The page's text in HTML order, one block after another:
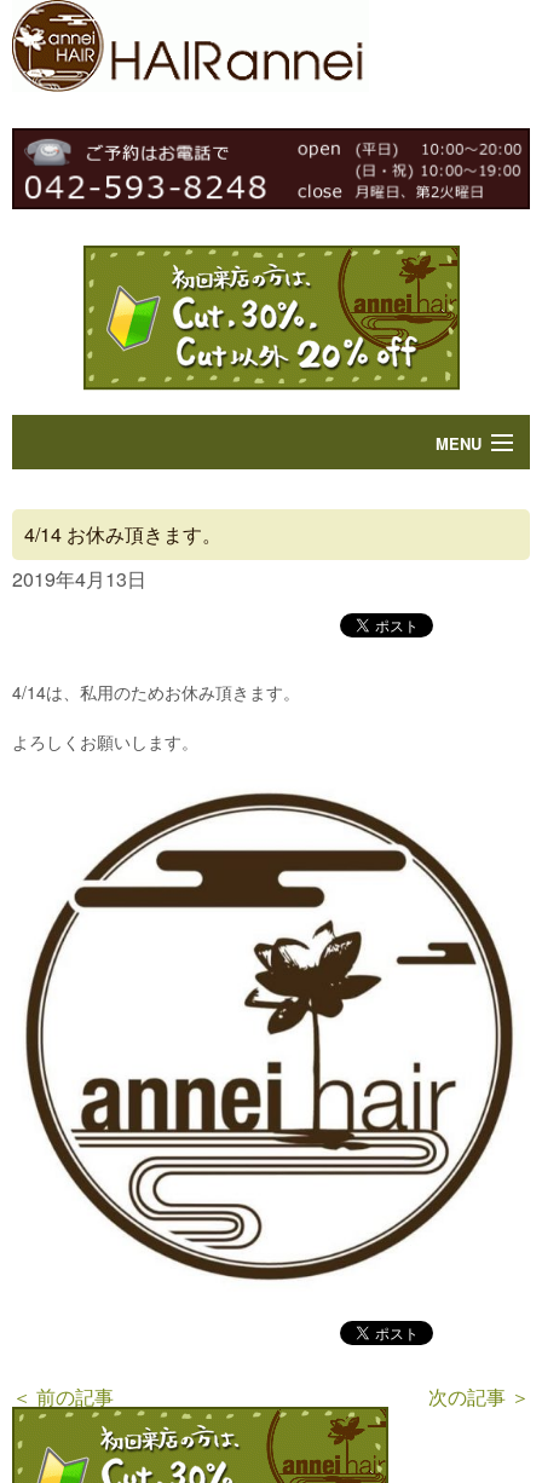
MENU
Concept
Blog
Contact
4/14 お休み頂きます。
2019年4月13日
4/14は、私用のためお休み頂きます。
よろしくお願いします。
＜ 前の記事 次の記事 ＞